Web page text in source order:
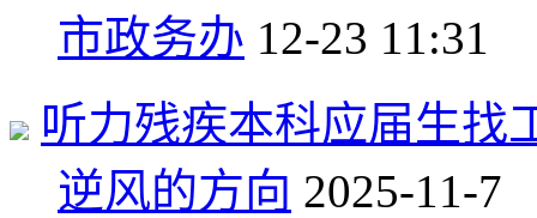
市政务办 12-23 11:31
听力残疾本科应届生找
逆风的方向 2025-11-7